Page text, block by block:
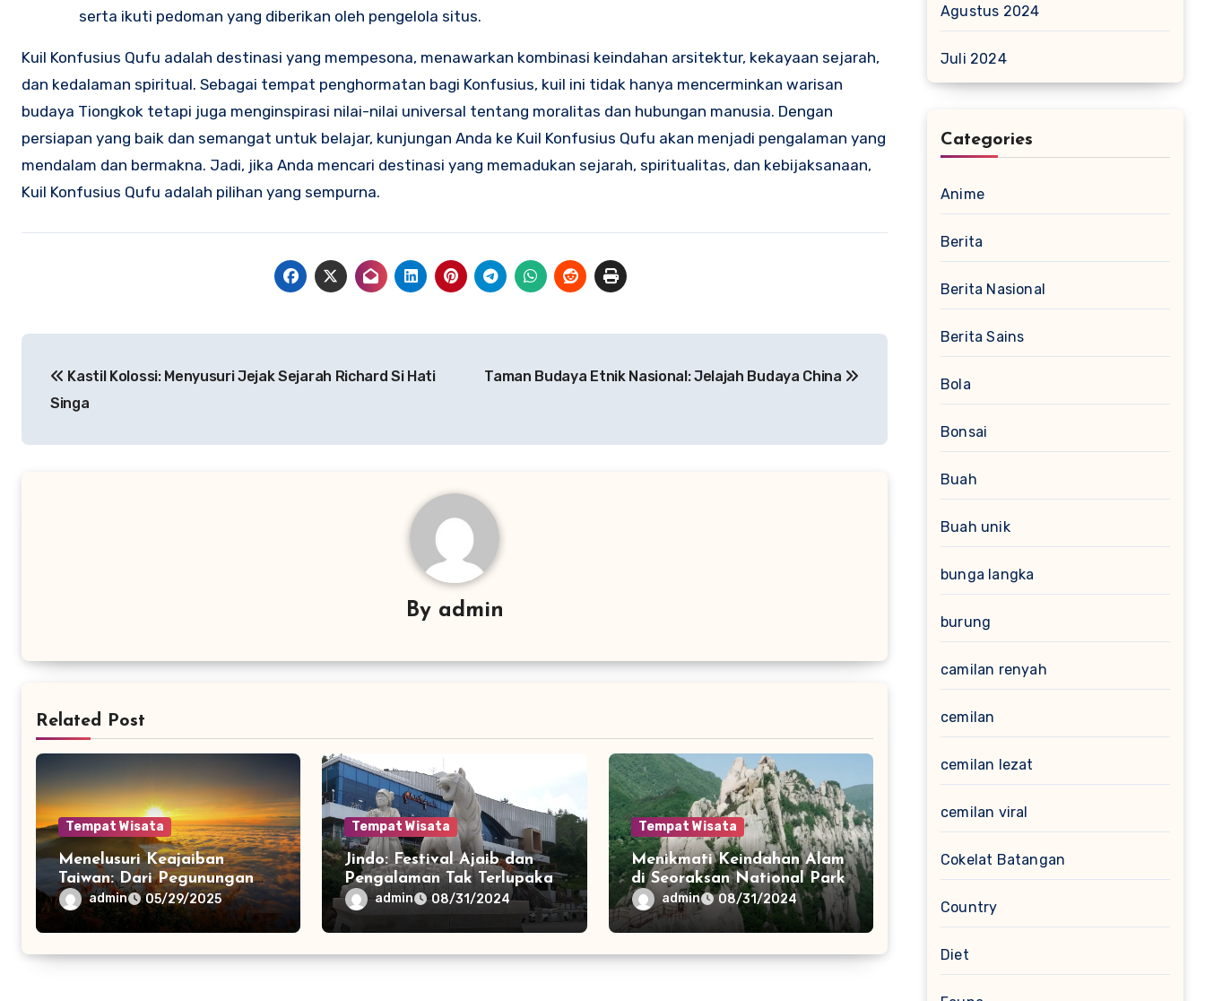
serta ikuti pedoman yang diberikan oleh pengelola situs.
Kuil Konfusius Qufu adalah destinasi yang mempesona, menawarkan kombinasi keindahan arsitektur, kekayaan sejarah,
dan kedalaman spiritual. Sebagai tempat penghormatan bagi Konfusius, kuil ini tidak hanya mencerminkan warisan
budaya Tiongkok tetapi juga menginspirasi nilai-nilai universal tentang moralitas dan hubungan manusia. Dengan
persiapan yang baik dan semangat untuk belajar, kunjungan Anda ke Kuil Konfusius Qufu akan menjadi pengalaman yang
mendalam dan bermakna. Jadi, jika Anda mencari destinasi yang memadukan sejarah, spiritualitas, dan kebijaksanaan,
Kuil Konfusius Qufu adalah pilihan yang sempurna.
pos Kastil Kolossi: Menyusuri Jejak Sejarah Richard Si Hati
Singa
Taman Budaya Etnik Nasional: Jelajah Budaya China
By admin
Related Post
Tempat Wisata
Menelusuri Keajaiban
Taiwan: Dari Pegunungan
Alishan hingga Pasar
Malam Taipeix
admin 05/29/2025
Tempat Wisata
Jindo: Festival Ajaib dan
Pengalaman Tak Terlupakan
di Pulau Sihir Korea
admin 08/31/2024
Tempat Wisata
Menikmati Keindahan Alam
di Seoraksan National Park
admin 08/31/2024
Agustus 2024
Juli 2024
Categories
Anime
Berita
Berita Nasional
Berita Sains
Bola
Bonsai
Buah
Buah unik
bunga langka
burung
camilan renyah
cemilan
cemilan lezat
cemilan viral
Cokelat Batangan
Country
Diet